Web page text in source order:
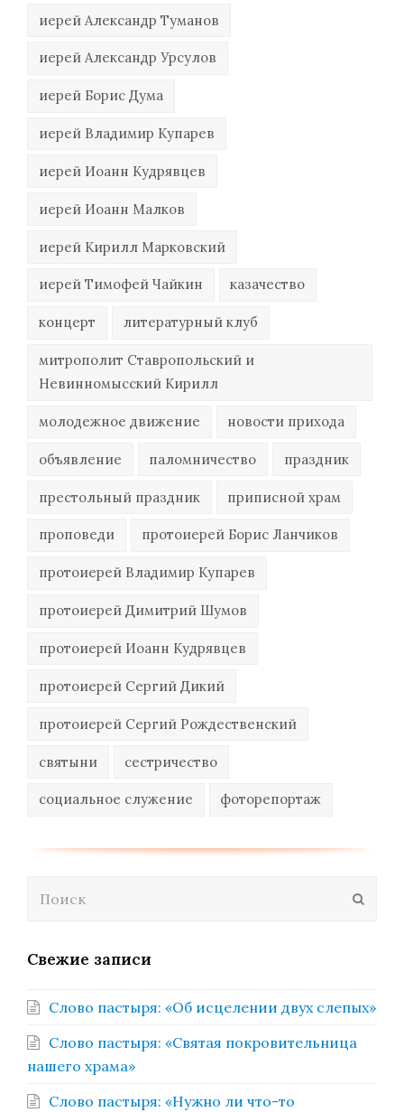
иерей Александр Туманов
иерей Александр Урсулов
иерей Борис Дума
иерей Владимир Купарев
иерей Иоанн Кудрявцев
иерей Иоанн Малков
иерей Кирилл Марковский
иерей Тимофей Чайкин казачество
концерт литературный клуб
митрополит Ставропольский и
Невинномысский Кирилл
молодежное движение новости прихода
объявление паломничество праздник
престольный праздник приписной храм
проповеди протоиерей Борис Ланчиков
протоиерей Владимир Купарев
протоиерей Димитрий Шумов
протоиерей Иоанн Кудрявцев
протоиерей Сергий Дикий
протоиерей Сергий Рождественский
святыни сестричество
социальное служение фоторепортаж
Свежие записи
Слово пастыря: «Об исцелении двух слепых»
Слово пастыря: «Святая покровительница
нашего храма»
Слово пастыря: «Нужно ли что-то